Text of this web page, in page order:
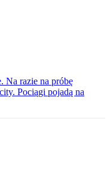
Na razie na próbę
Pociągi pojadą na